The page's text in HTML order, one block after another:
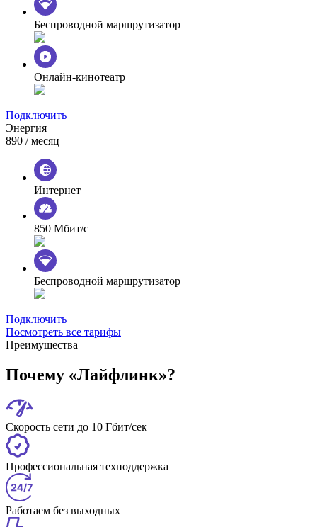
Беспроводной маршрутизатор
Онлайн-кинотеатр
Подключить
Энергия
890 / месяц
Интернет
850 Мбит/с
Беспроводной маршрутизатор
Подключить
Посмотреть все тарифы
Преимущества
Почему «Лайфлинк»?
Скорость сети до 10 Гбит/сек
Профессиональная техподдержка
Работаем без выходных